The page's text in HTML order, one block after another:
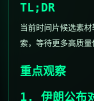
TL;DR
当前时间片候选素
索，等待更多高质量
重点观察
1. 伊朗公布